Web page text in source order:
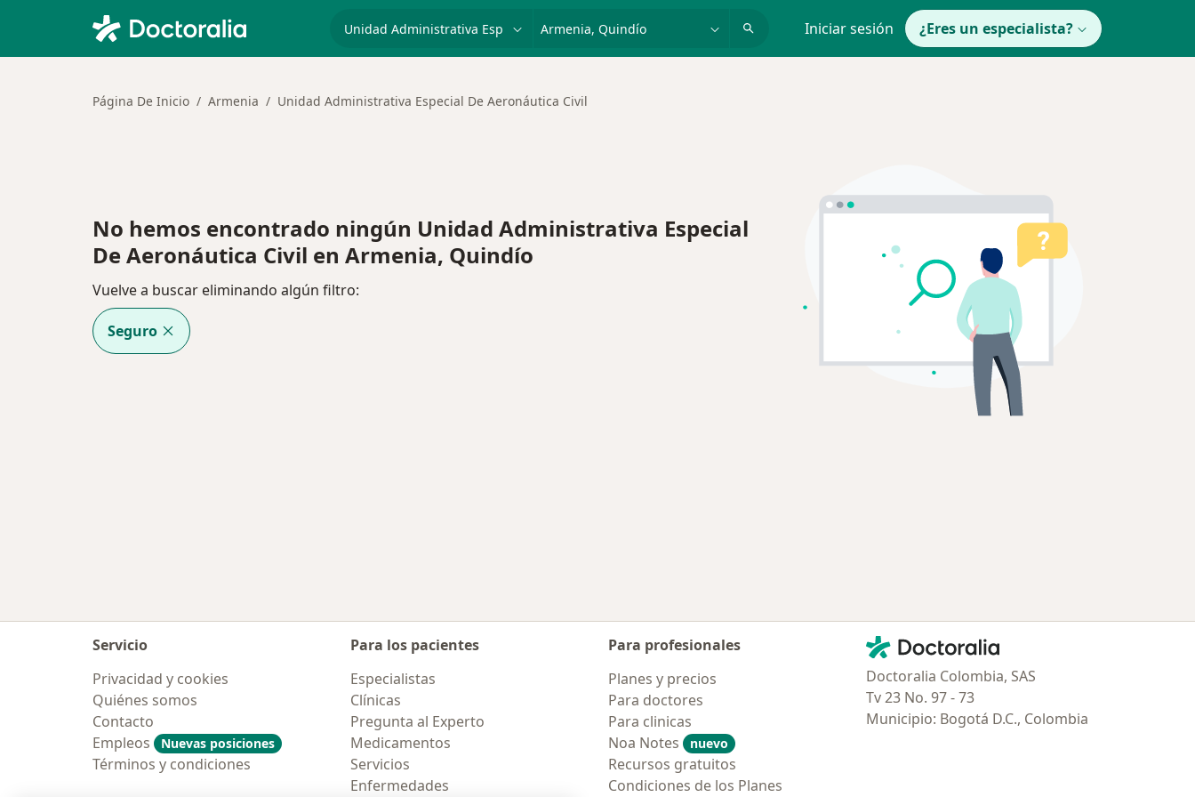
Iniciar sesión ¿Eres un especialista?
Página De Inicio Armenia Unidad Administrativa Especial De Aeronáutica Civil
No hemos encontrado ningún Unidad Administrativa Especial
De Aeronáutica Civil en Armenia, Quindío
Vuelve a buscar eliminando algún filtro:
Seguro
Servicio
Privacidad y cookies
Quiénes somos
Contacto
Empleos
Nuevas posiciones
Términos y condiciones
Para los pacientes
Especialistas
Clínicas
Pregunta al Experto
Medicamentos
Servicios
Enfermedades
Para profesionales
Planes y precios
Para doctores
Para clinicas
Noa Notes
nuevo
Recursos gratuitos
Condiciones de los Planes
Contacto
Doctoralia - Página de inicio
Doctoralia Colombia, SAS
Tv 23 No. 97 - 73
Municipio: Bogotá D.C., Colombia